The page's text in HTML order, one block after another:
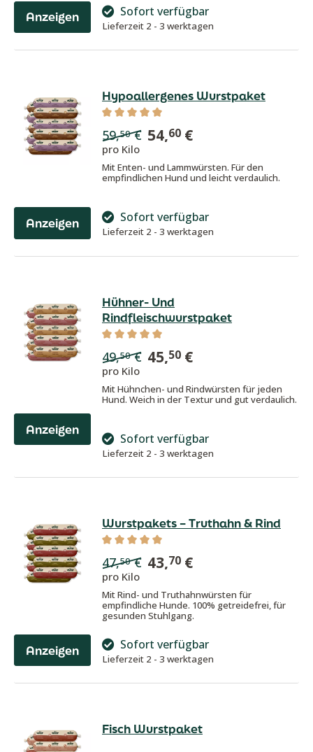
Anzeigen Sofort verfügbar
Lieferzeit 2 - 3 werktagen
Anzeigen
Hypoallergenes Wurstpaket
Durchschnittliche Bewertung von 5
54,60 €
59,50€
pro Kilo
Mit Enten- und Lammwürsten. Für den
empfindlichen Hund und leicht verdaulich.
Sofort verfügbar
Lieferzeit 2 - 3 werktagen
Anzeigen
Hühner- Und
Rindfleischwurstpaket
Durchschnittliche Bewertung von 5
45,50 €
49,50€
pro Kilo
Mit Hühnchen- und Rindwürsten für jeden
Hund. Weich in der Textur und gut verdaulich.
Sofort verfügbar
Lieferzeit 2 - 3 werktagen
Anzeigen
Wurstpakets – Truthahn & Rind
Durchschnittliche Bewertung von 5
43,70 €
47,50€
pro Kilo
Mit Rind- und Truthahnwürsten für
empfindliche Hunde. 100% getreidefrei, für
gesunden Stuhlgang.
Sofort verfügbar
Lieferzeit 2 - 3 werktagen
Fisch Wurstpaket